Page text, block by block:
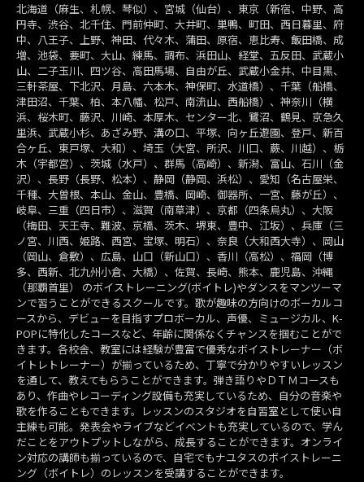
北海道（麻生、札幌、琴似）、宮城（仙台）、東京（新宿、中野、高
円寺、渋谷、北千住、門前仲町、大井町、巣鴨、町田、西日暮里、府
中、八王子、上野、神田、代々木、蒲田、原宿、恵比寿、飯田橋、成
増、池袋、要町、大山、練馬、調布、浜田山、経堂、五反田、武蔵小
山、二子玉川、四ツ谷、高田馬場、自由が丘、武蔵小金井、中目黒、
三軒茶屋、下北沢、月島、六本木、神保町、水道橋）、千葉（船橋、
津田沼、千葉、柏、本八幡、松戸、南流山、西船橋）、神奈川（横
浜、桜木町、藤沢、川崎、本厚木、センター北、鷺沼、鶴見、京急久
里浜、武蔵小杉、あざみ野、溝の口、平塚、向ヶ丘遊園、登戸、新百
合ヶ丘、東戸塚、大和）、埼玉（大宮、所沢、川口、蕨、川越）、栃
木（宇都宮）、茨城（水戸）、群馬（高崎）、新潟、富山、石川（金
沢）、長野（長野、松本）、静岡（静岡、浜松）、愛知（名古屋栄、
千種、大曽根、本山、金山、豊橋、岡崎、御器所、一宮、藤が丘）、
岐阜、三重（四日市）、滋賀（南草津）、京都（四条烏丸）、大阪
（梅田、天王寺、難波、京橋、茨木、堺東、豊中、江坂）、兵庫（三
ノ宮、川西、姫路、西宮、宝塚、明石）、奈良（大和西大寺）、岡山
（岡山、倉敷）、広島、山口（新山口）、香川（高松）、福岡（博
多、西新、北九州小倉、大橋）、佐賀、長崎、熊本、鹿児島、沖縄
（那覇首里） のボイストレーニング(ボイトレ)やダンスをマンツーマ
ンで習うことができるスクールです。歌が趣味の方向けのボーカルコ
ースから、デビューを目指すプロボーカル、声優、ミュージカル、K-
POPに特化したコースなど、年齢に関係なくチャンスを掴むことがで
きます。各校舎、教室には経験が豊富で優秀なボイストレーナー（ボ
イトレトレーナー）が揃っているため、丁寧で分かりやすいレッスン
を通して、教えてもらうことができます。弾き語りやＤＴＭコースも
あり、作曲やレコーディング設備も充実しているため、自分の音楽や
歌を作ることもできます。レッスンのスタジオを自習室として使い自
主練も可能。発表会やライブなどイベントも充実しているので、学ん
だことをアウトプットしながら、成長することができます。オンライ
ン対応の講師も揃っているので、自宅でもナユタスのボイストレーニ
ング（ボイトレ）のレッスンを受講することができます。